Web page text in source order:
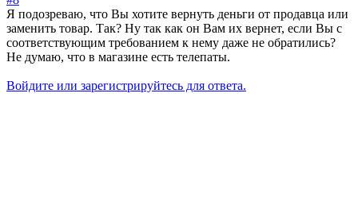
Я подозреваю, что Вы хотите вернуть деньги от продавца или
заменить товар. Так? Ну так как он Вам их вернет, если Вы с
соответствующим требованием к нему даже не обратились?
Не думаю, что в магазине есть телепаты.
Войдите или зарегистрируйтесь для ответа.